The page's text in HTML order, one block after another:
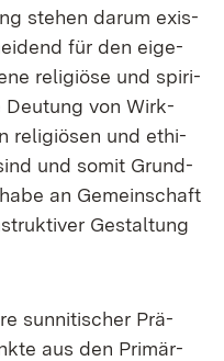
ste­hen dar­um exis­
für den ei­ge­
re­li­giö­se und spi­ri­
Deu­tung von Wirk­
re­li­giö­sen und ethi­
und so­mit Grund­
an Ge­mein­schaft
Ge­stal­tung
sun­ni­ti­scher Prä­
aus den Pri­mär­